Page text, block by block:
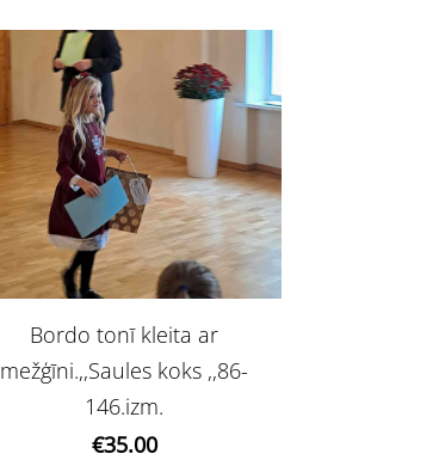
Bordo tonī kleita ar
mežģīni.,,Saules koks ,,86-
146.izm.
€35.00